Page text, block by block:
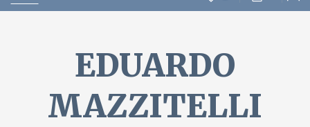
EDUARDO
MAZZITELLI